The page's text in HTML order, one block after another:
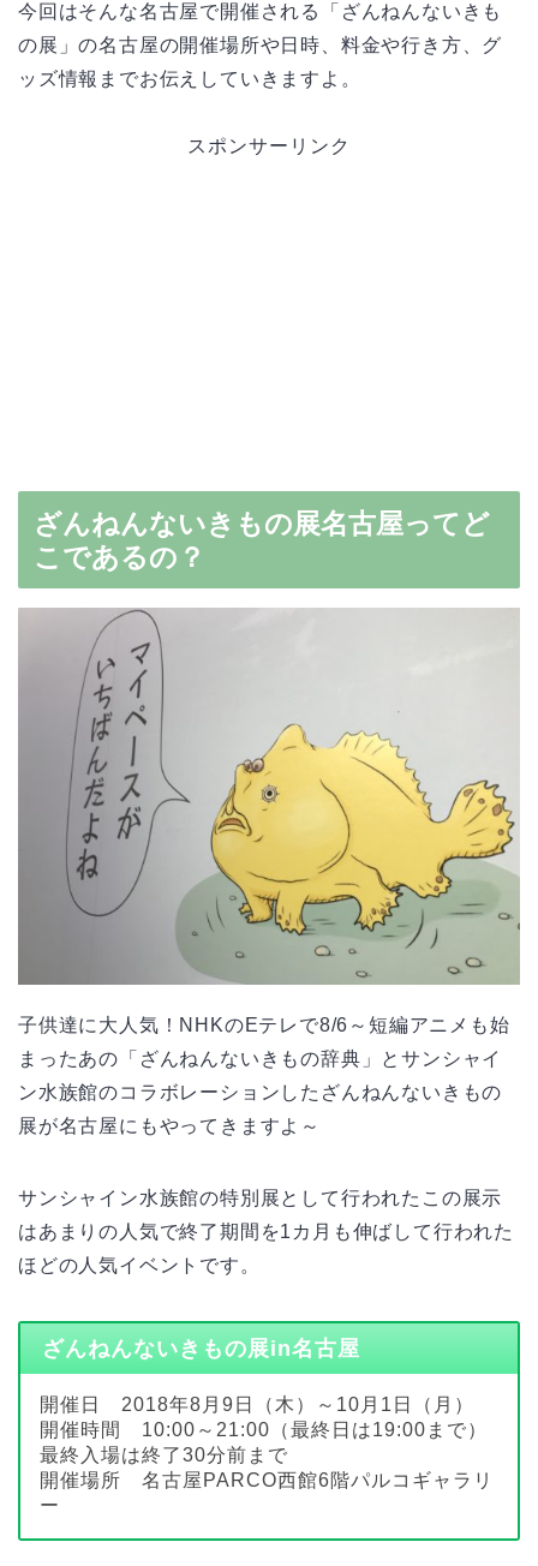
今回はそんな名古屋で開催される「ざんねんないきも
の展」の名古屋の開催場所や日時、料金や行き方、グ
ッズ情報までお伝えしていきますよ。
スポンサーリンク
ざんねんないきもの展名古屋ってど
こであるの？
子供達に大人気！NHKのEテレで8/6～短編アニメも始
まったあの「ざんねんないきもの辞典」とサンシャイ
ン水族館のコラボレーションしたざんねんないきもの
展が名古屋にもやってきますよ～
サンシャイン水族館の特別展として行われたこの展示
はあまりの人気で終了期間を1カ月も伸ばして行われた
ほどの人気イベントです。
ざんねんないきもの展in名古屋
開催日 2018年8月9日（木）～10月1日（月）
開催時間 10:00～21:00（最終日は19:00まで）
最終入場は終了30分前まで
開催場所 名古屋PARCO西館6階パルコギャラリ
ー